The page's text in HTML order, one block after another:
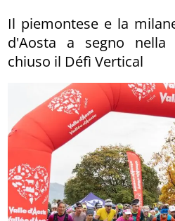
Il piemontese e la
d'Aosta a segno nella
chiuso il Défì Vertical